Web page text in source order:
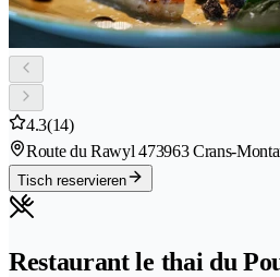
4.3(14)
Route du Rawyl 473963 Crans-
Tisch reservieren
Restaurant le thai du